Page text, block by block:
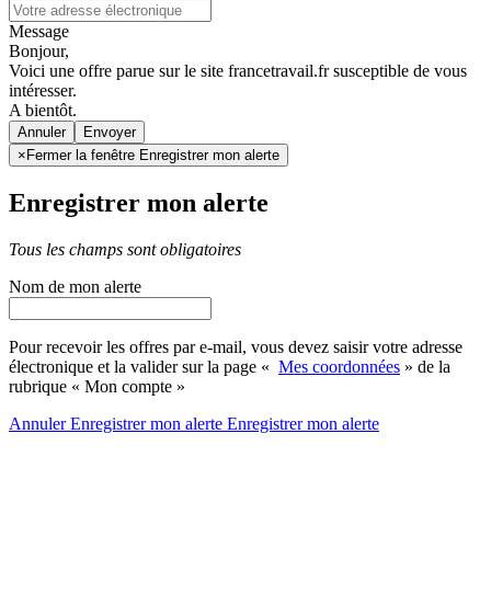
Message
Bonjour,
Voici une offre parue sur le site francetravail.fr susceptible de vous
intéresser.
A bientôt.
Annuler
× Fermer la fenêtre Enregistrer mon alerte
Enregistrer mon alerte
Tous les champs sont obligatoires
Nom de mon alerte
Pour recevoir les offres par e-mail, vous devez saisir votre adresse
électronique et la valider sur la page « Mes coordonnées » de la
rubrique « Mon compte »
AnnulerEnregistrer mon alerte Enregistrermon alerte